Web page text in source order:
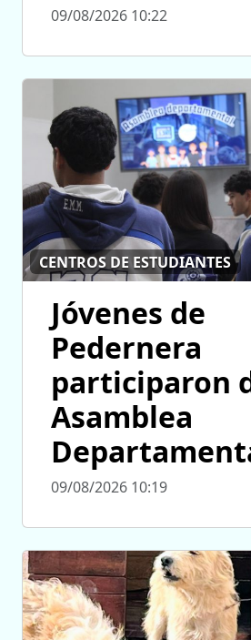
09/08/2026 10:22
CENTROS DE ESTUDIANTES
Jóvenes de
Pedernera
participaron
Asamblea
09/08/2026 10:19